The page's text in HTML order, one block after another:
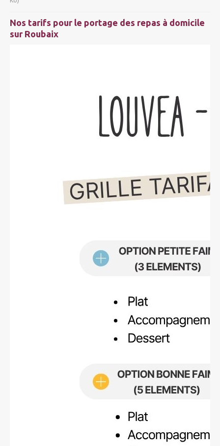
Nos tarifs pour le portage des repas à domicile
sur Roubaix